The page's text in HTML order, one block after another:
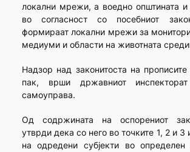
локални мрежи, а воедно општината и
во согласност со посебниот
формираат локални мрежи за
медиуми и области на животната
Надзор над законитоста на
пак, врши државниот
самоуправа.
Од содржината на оспорениот
утврди дека со него во точките 1, 2 и
на одредени субјекти во